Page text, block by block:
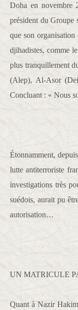
Doha en novembre
président du Groupe
que son
djihadistes, comme
plus tranquillement
(Alep), Al-Asor
Concluant : « Nous
Étonnamment,
lutte antiterroriste
investigations très
suédois, aurait pu
autorisation…
UN MATRICULE
Quant à Nazir